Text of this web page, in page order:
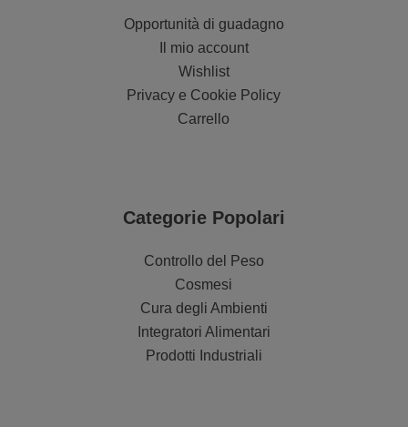
Opportunità di guadagno
Il mio account
Wishlist
Privacy e Cookie Policy
Carrello
Categorie Popolari
Controllo del Peso
Cosmesi
Cura degli Ambienti
Integratori Alimentari
Prodotti Industriali